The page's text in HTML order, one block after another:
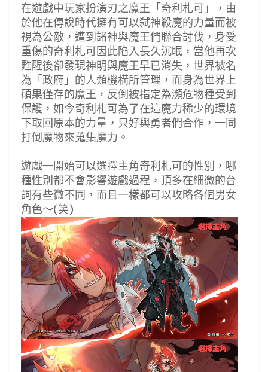
在遊戲中玩家扮演刃之魔王「奇利札可」，由
於他在傳說時代擁有可以弑神殺魔的力量而被
視為公敵，遭到諸神與魔王們聯合討伐，身受
重傷的奇利札可因此陷入長久沉眠，當他再次
甦醒後卻發現神明與魔王早已消失，世界被名
為「政府」的人類機構所管理，而身為世界上
碩果僅存的魔王，反倒被指定為瀕危物種受到
保護，如今奇利札可為了在這魔力稀少的環境
下取回原本的力量，只好與勇者們合作，一同
打倒魔物來蒐集魔力。
遊戲一開始可以選擇主角奇利札可的性別，哪
種性別都不會影響遊戲過程，頂多在細微的台
詞有些微不同，而且一樣都可以攻略各個男女
角色～(笑)